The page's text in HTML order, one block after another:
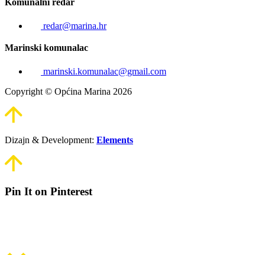
Komunalni redar
redar@marina.hr
Marinski komunalac
marinski.komunalac@gmail.com
Copyright © Općina Marina 2026
Dizajn & Development: Elements
Pin It on Pinterest